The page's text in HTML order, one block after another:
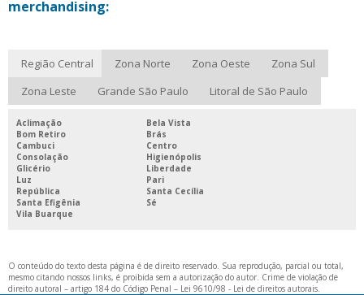
PORTA ETIQUETAS PARA PRATELEIRAS
PORTA ETIQUETAS PLÁSTICO
PORTA PREÇO GÔNDOLA
SERVIÇO DE INJEÇÃO PLÁSTICA
SERVIÇOS DE EXTRUSÃO
STOPPER DE SUPERMERCADO
STOPPER PARA GÔNDOLAS
TESTEIRA PARA GÔNDOLA
merchandising:
Região Central Zona Norte Zona Oeste
Zona Sul
Zona Leste
Grande São Paulo Litoral de São Paulo
Aclimação
Bela Vista
Bom Retiro
Brás
Cambuci
Centro
Consolação
Higienópolis
Glicério
Liberdade
Luz
Pari
República
Santa Cecília
Santa Efigênia
Sé
Vila Buarque
O conteúdo do texto desta página é de direito reservado. Sua reprodução, parcial ou total,
mesmo citando nossos links, é proibida sem a autorização do autor. Crime de violação de
direito autoral – artigo 184 do Código Penal – Lei 9610/98 - Lei de direitos autorais.